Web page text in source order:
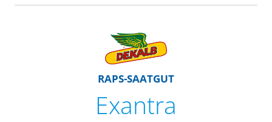
RAPS-SAATGUT
Exantra